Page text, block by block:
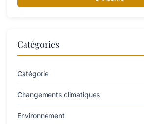
Catégories
Catégorie
Changements climatiques
Environnement